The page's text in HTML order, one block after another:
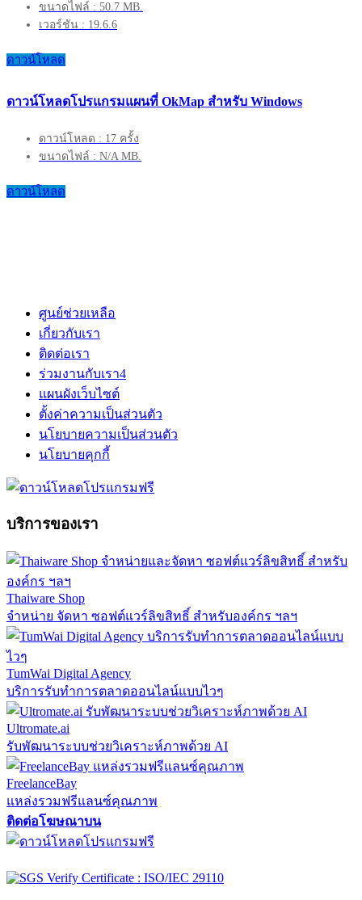
ขนาดไฟล์ : 50.7 MB.
เวอร์ชัน : 19.6.6
ดาวน์โหลด
ดาวน์โหลดโปรแกรมแผนที่ OkMap สำหรับ Windows
ดาวน์โหลด : 17 ครั้ง
ขนาดไฟล์ : N/A MB.
ดาวน์โหลด
ศูนย์ช่วยเหลือ
เกี่ยวกับเรา
ติดต่อเรา
ร่วมงานกับเรา4
แผนผังเว็บไซต์
ตั้งค่าความเป็นส่วนตัว
นโยบายความเป็นส่วนตัว
นโยบายคุกกี้
บริการของเรา
Thaiware Shop
จำหน่าย จัดหา ซอฟต์แวร์ลิขสิทธิ์ สำหรับองค์กร ฯลฯ
TumWai Digital Agency
บริการรับทำการตลาดออนไลน์แบบไวๆ
Ultromate.ai
รับพัฒนาระบบช่วยวิเคราะห์ภาพด้วย AI
FreelanceBay
แหล่งรวมฟรีแลนซ์คุณภาพ
ติดต่อโฆษณาบน